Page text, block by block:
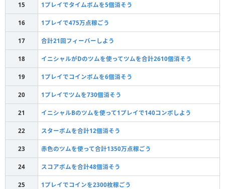
15 1プレイでタイムボムを5個消そう
16 1プレイで475万点稼ごう
17 合計21回フィーバーしよう
18 イニシャルがDのツムを使ってツムを合計2610個消そう
19 1プレイでコインボムを6個消そう
20 1プレイでツムを730個消そう
21 イニシャルBのツムを使って1プレイで140コンボしよう
22 スターボムを合計12個消そう
23 赤色のツムを使って合計1350万点稼ごう
24 スコアボムを合計48個消そう
25 1プレイでコインを2300枚稼ごう